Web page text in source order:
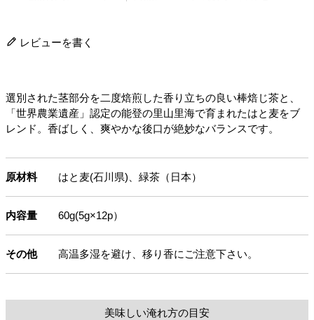
レビューを書く
選別された茎部分を二度焙煎した香り立ちの良い棒焙じ茶と、
「世界農業遺産」認定の能登の里山里海で育まれたはと麦をブ
レンド。香ばしく、爽やかな後口が絶妙なバランスです。
原材料 はと麦(石川県)、緑茶（日本）
内容量 60g(5g×12p）
その他 高温多湿を避け、移り香にご注意下さい。
美味しい淹れ方の目安